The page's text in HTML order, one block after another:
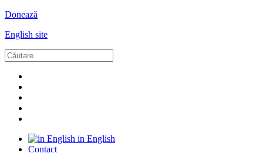
Donează
English site
in English
Contact